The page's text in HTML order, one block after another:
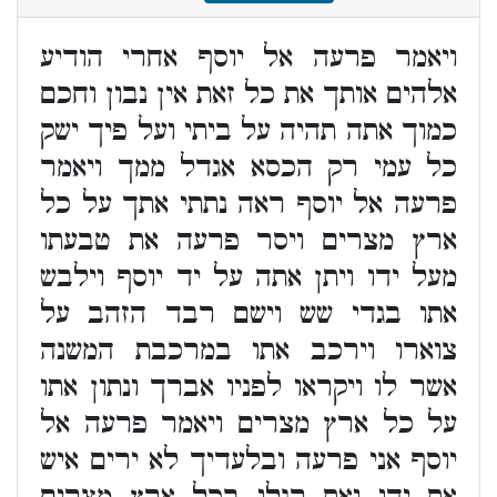
ויאמר פרעה אל יוסף אחרי הודיע
אלהים אותך את כל זאת אין נבון וחכם
כמוך אתה תהיה על ביתי ועל פיך ישק
כל עמי רק הכסא אגדל ממך ויאמר
פרעה אל יוסף ראה נתתי אתך על כל
ארץ מצרים ויסר פרעה את טבעתו
מעל ידו ויתן אתה על יד יוסף וילבש
אתו בגדי שש וישם רבד הזהב על
צוארו וירכב אתו במרכבת המשנה
אשר לו ויקראו לפניו אברך ונתון אתו
על כל ארץ מצרים ויאמר פרעה אל
יוסף אני פרעה ובלעדיך לא ירים איש